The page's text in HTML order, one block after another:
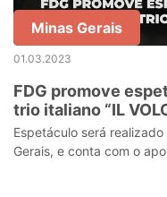
Minas Gerais
01.03.2023
FDG promove
trio italiano “IL
Espetáculo será
Gerais, e conta com o